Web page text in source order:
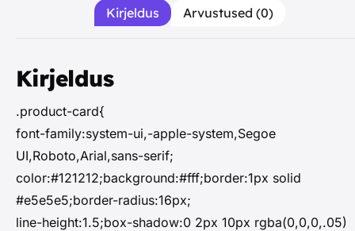
Kirjeldus Arvustused (0)
Kirjeldus
.product-card{
font-family:system-ui,-apple-system,Segoe
UI,Roboto,Arial,sans-serif;
color:#121212;background:#fff;border:1px solid
#e5e5e5;border-radius:16px;
line-height:1.5;box-shadow:0 2px 10px rgba(0,0,0,.05)